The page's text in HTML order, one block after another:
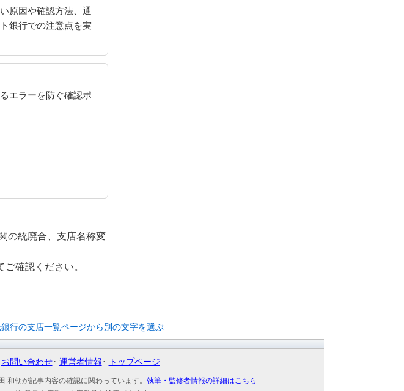
原因や確認方法、通
銀行での注意点を実
エラーを防ぐ確認ポ
の統廃合、支店名称変
確認ください。
行の支店一覧ページから別の文字を選ぶ
お問い合わせ 運営者情報 トップページ
朝が記事内容の確認に関わっています。 執筆・監修者情報の詳細はこちら